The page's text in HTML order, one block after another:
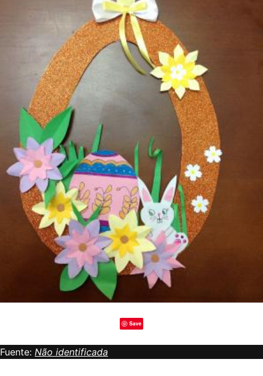
Save
Fuente: Não identificada